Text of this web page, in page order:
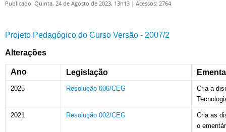
Publicado: Quinta, 24 de Agosto de 2023, 13h13 | Acessos: 2764
Projeto Pedagógico do Curso Versão - 2007/2
Alterações
Ano Legislação Ementa
2025 Resolução 006/CEG
Cria a
2021 Resolução 002/CEG
Cria as
o